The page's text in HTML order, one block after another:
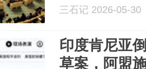
三石记 2026-05-30
印度肯尼亚
草案，阿盟